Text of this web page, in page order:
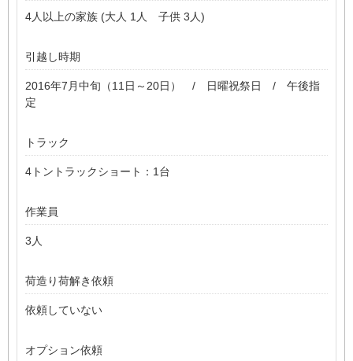
4人以上の家族 (大人 1人 子供 3人)
引越し時期
2016年7月中旬（11日～20日） / 日曜祝祭日 / 午後指
定
トラック
4トントラックショート：1台
作業員
3人
荷造り荷解き依頼
依頼していない
オプション依頼